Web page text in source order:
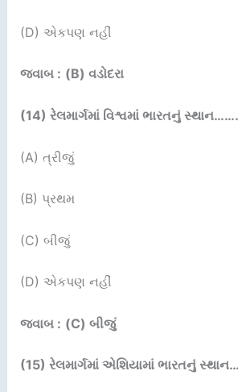
(D) એકપણ નહીં
જવાબ : (B) વડોદરા
(14) રેલમાર્ગમાં વિશ્વમાં ભારતનું સ્થાન
(A) ત્રીજું
(B) પ્રથમ
(C) બીજું
(D) એકપણ નહીં
જવાબ : (C) બીજું
(15) રેલમાર્ગમાં એશિયામાં ભારતનું સ્થાન